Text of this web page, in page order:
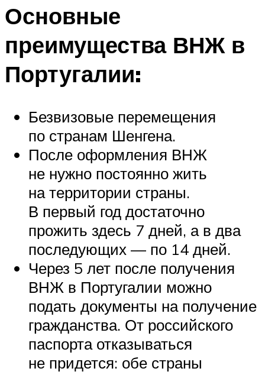
Основные
преимущества ВНЖ в
Португалии:
Безвизовые перемещения
по странам Шенгена.
После оформления ВНЖ
не нужно постоянно жить
на территории страны.
В первый год достаточно
прожить здесь 7 дней, а в два
последующих — по 14 дней.
Через 5 лет после получения
ВНЖ в Португалии можно
подать документы на получение
гражданства. От российского
паспорта отказываться
не придется: обе страны